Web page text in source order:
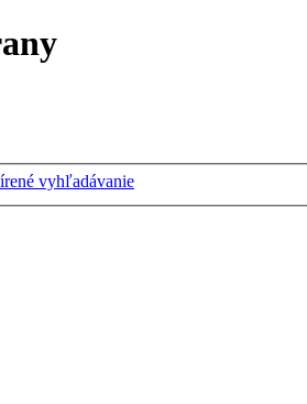
vyhľadávanie